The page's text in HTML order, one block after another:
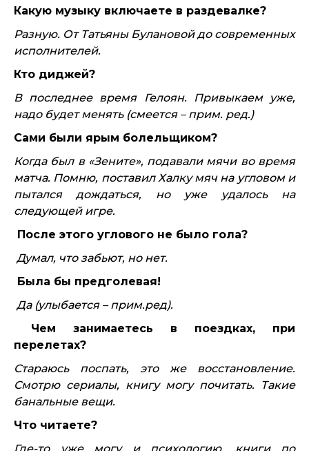
Какую музыку включаете в раздевалке?
Разную. От Татьяны Булановой до современных
исполнителей.
Кто диджей?
В последнее время Гелоян. Привыкаем уже,
надо будет менять (смеется – прим. ред.)
Сами были ярым болельщиком?
Когда был в «Зените», подавали мячи во время
матча. Помню, поставил Халку мяч на угловом и
пытался дождаться, но уже удалось на
следующей игре.
После этого углового не было гола?
Думал, что забьют, но нет.
Была бы предголевая!
Да (улыбается – прим.ред).
Чем занимаетесь в поездках, при
перелетах?
Стараюсь поспать, это же восстановление.
Смотрю сериалы, книгу могу почитать. Такие
банальные вещи.
Что читаете?